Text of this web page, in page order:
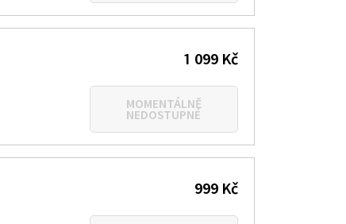
1 099 Kč
MOMENTÁLNĚ
NEDOSTUPNÉ
999 Kč